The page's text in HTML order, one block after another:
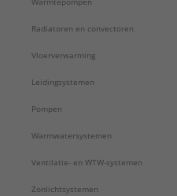
Radiatoren en convectoren
Vloerverwarming
Leidingsystemen
Pompen
Warmwatersystemen
Ventilatie- en WTW-systemen
Zonlichtsystemen